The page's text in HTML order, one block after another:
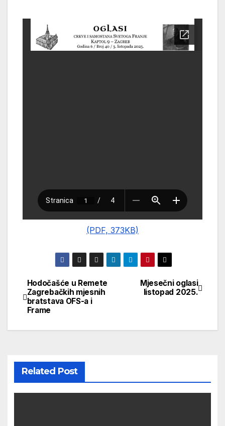
(PDF, 373KB)
Navigacija
objava
Mjesečni oglasi
listopad 2025.
Hodočašće u Remete
Zagrebačkih mjesnih
bratstava OFS-a i
Frame
Related Post